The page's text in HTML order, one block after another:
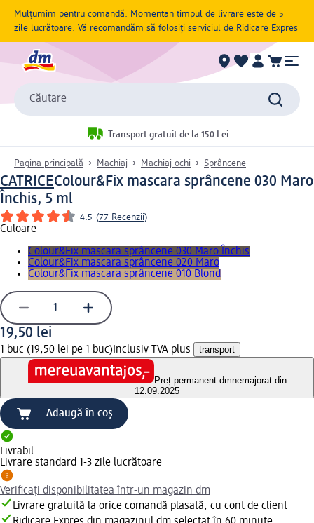
Mulțumim pentru comandă. Momentan timpul de livrare este de 5
zile lucrătoare. Vă recomandăm să folosiți serviciul de Ridicare Expres
Căutare
Transport gratuit de la 150 Lei
Pagina principală Machiaj Machiaj ochi Sprâncene
CATRICEColour&Fix mascara sprâncene 030 Maro
Închis, 5 ml
4.5 (77 Recenzii)
Culoare
Colour&Fix mascara sprâncene 030 Maro Închis
Colour&Fix mascara sprâncene 020 Maro
Colour&Fix mascara sprâncene 010 Blond
19,50 lei
1 buc (19,50 lei pe 1 buc) Inclusiv TVA plus transport
Preț permanent dmnemajorat din
12.09.2025
Adaugă în coș
Livrabil
Livrare standard 1-3 zile lucrătoare
Verificați disponibilitatea într-un magazin dm
Livrare gratuită la orice comandă plasată, cu cont de client